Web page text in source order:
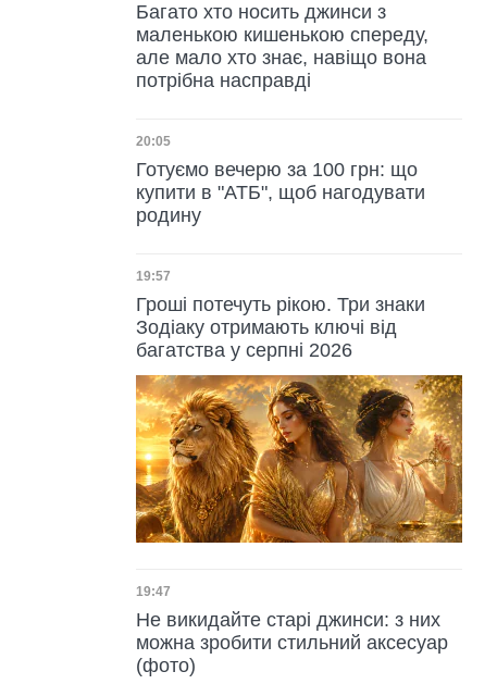
Багато хто носить джинси з
маленькою кишенькою спереду,
але мало хто знає, навіщо вона
потрібна насправді
Дата публікації
20:05
Готуємо вечерю за 100 грн: що
купити в "АТБ", щоб нагодувати
родину
Дата публікації
19:57
Гроші потечуть рікою. Три знаки
Зодіаку отримають ключі від
багатства у серпні 2026
Дата публікації
19:47
Не викидайте старі джинси: з них
можна зробити стильний аксесуар
(фото)